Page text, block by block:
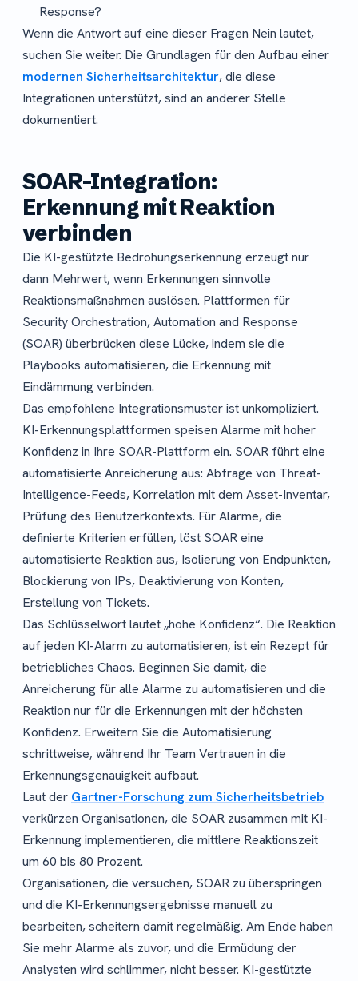
Response?
Wenn die Antwort auf eine dieser Fragen Nein lautet,
suchen Sie weiter. Die Grundlagen für den Aufbau einer
modernen Sicherheitsarchitektur, die diese
Integrationen unterstützt, sind an anderer Stelle
dokumentiert.
SOAR-Integration:
Erkennung mit Reaktion
verbinden
Die KI-gestützte Bedrohungserkennung erzeugt nur
dann Mehrwert, wenn Erkennungen sinnvolle
Reaktionsmaßnahmen auslösen. Plattformen für
Security Orchestration, Automation and Response
(SOAR) überbrücken diese Lücke, indem sie die
Playbooks automatisieren, die Erkennung mit
Eindämmung verbinden.
Das empfohlene Integrationsmuster ist unkompliziert.
KI-Erkennungsplattformen speisen Alarme mit hoher
Konfidenz in Ihre SOAR-Plattform ein. SOAR führt eine
automatisierte Anreicherung aus: Abfrage von Threat-
Intelligence-Feeds, Korrelation mit dem Asset-Inventar,
Prüfung des Benutzerkontexts. Für Alarme, die
definierte Kriterien erfüllen, löst SOAR eine
automatisierte Reaktion aus, Isolierung von Endpunkten,
Blockierung von IPs, Deaktivierung von Konten,
Erstellung von Tickets.
Das Schlüsselwort lautet „hohe Konfidenz“. Die Reaktion
auf jeden KI-Alarm zu automatisieren, ist ein Rezept für
betriebliches Chaos. Beginnen Sie damit, die
Anreicherung für alle Alarme zu automatisieren und die
Reaktion nur für die Erkennungen mit der höchsten
Konfidenz. Erweitern Sie die Automatisierung
schrittweise, während Ihr Team Vertrauen in die
Erkennungsgenauigkeit aufbaut.
Laut der Gartner-Forschung zum Sicherheitsbetrieb
verkürzen Organisationen, die SOAR zusammen mit KI-
Erkennung implementieren, die mittlere Reaktionszeit
um 60 bis 80 Prozent.
Organisationen, die versuchen, SOAR zu überspringen
und die KI-Erkennungsergebnisse manuell zu
bearbeiten, scheitern damit regelmäßig. Am Ende haben
Sie mehr Alarme als zuvor, und die Ermüdung der
Analysten wird schlimmer, nicht besser. KI-gestützte